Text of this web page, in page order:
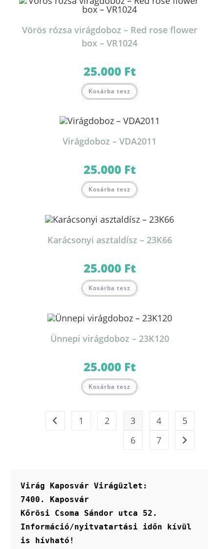
Vörös rózsa virágdoboz – Red rose flower
box – VR1024
25.000 Ft
Kosárba tesz
Virágdoboz – VDA2011
25.000 Ft
Kosárba tesz
Karácsonyi asztaldísz – 23K66
25.000 Ft
Kosárba tesz
Ünnepi virágdoboz – 23K120
25.000 Ft
Kosárba tesz
1 2 3 4
5
6
7
Virág Kaposvár Virágüzlet:
7400. Kaposvár
Kőrösi Csoma Sándor utca 52.
Információ/nyitvatartási időn kívül
is hívható!